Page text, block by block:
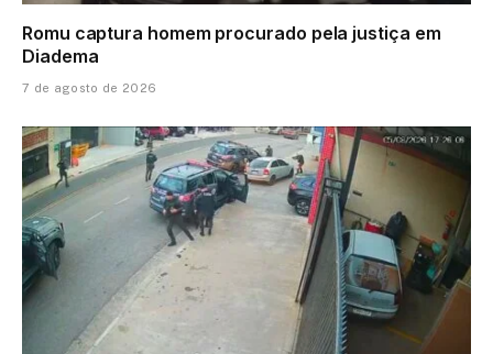
Romu captura homem procurado pela justiça em
Diadema
7 de agosto de 2026